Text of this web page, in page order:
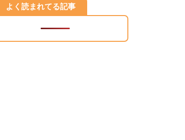
よく読まれてる記事